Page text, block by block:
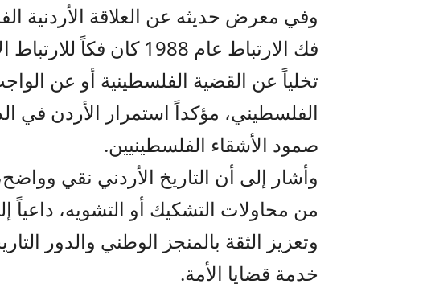
وفي معرض حديثه عن العلاقة الأردنية
فك الارتباط عام 1988
تخلياً عن القضية الفلسطينية أو عن
الفلسطيني، مؤكداً استمرار الأردن في
صمود الأشقاء الفلسطينيين.
وأشار إلى أن التاريخ الأردني نقي
من محاولات التشكيك أو التشويه، داعياً
وتعزيز الثقة بالمنجز الوطني والدور
خدمة قضايا الأمة.